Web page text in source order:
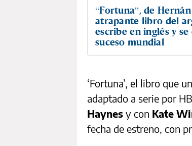
“Fortuna”, de
atrapante libro del
escribe en inglés y
suceso mundial
‘Fortuna’, el libro que
adaptado a serie por
Haynes y con Kate
fecha de estreno, con